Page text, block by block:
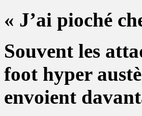
« J’ai pioché
Souvent les
foot hyper
envoient